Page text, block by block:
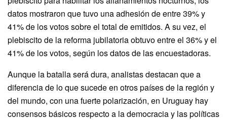
datos mostraron que tuvo una adhesión de entre 39% y
41% de los votos sobre el total de emitidos. A su vez, el
plebiscito de la reforma jubilatoria obtuvo entre el 36% y el
41% de los votos, según los datos de las encuestadoras.
Aunque la batalla será dura, analistas destacan que a
diferencia de lo que sucede en otros países de la región y
del mundo, con una fuerte polarización, en Uruguay hay
consensos básicos respecto a la democracia y las políticas